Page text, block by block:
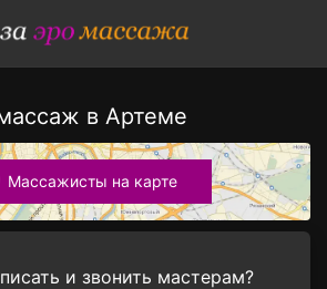
в Артеме
Массажисты на карте
и звонить мастерам?